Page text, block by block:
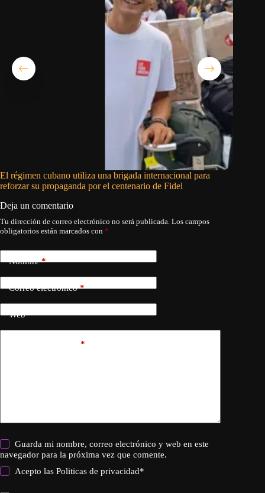
El régimen cubano utiliza una brigada internacional para
reforzar su propaganda por el centenario de Fidel
Deja un comentario
Tu dirección de correo electrónico no será publicada. Los campos
obligatorios están marcados con *
Nombre*
Correo electrónico*
Web
*
Guarda mi nombre, correo electrónico y web en este
navegador para la próxima vez que comente.
Acepto lasPoliticas de privacidad*